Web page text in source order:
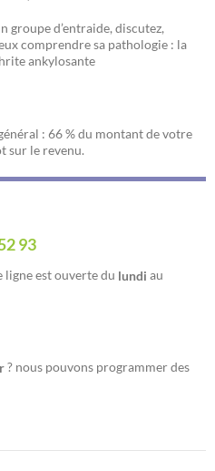
groupe d’entraide, discutez,
comprendre sa pathologie : la
ankylosante
: 66 % du montant de votre
sur le revenu.
93
ligne est ouverte du lundi au
? nous pouvons programmer des